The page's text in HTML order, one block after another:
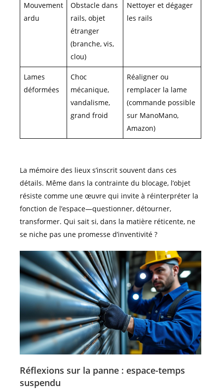
Mouvement
ardu
Obstacle dans
rails, objet
étranger
(branche, vis,
clou)
Nettoyer et dégager
les rails
Lames
déformées
Choc
mécanique,
vandalisme,
grand froid
Réaligner ou
remplacer la lame
(commande possible
sur ManoMano,
Amazon)
La mémoire des lieux s’inscrit souvent dans ces
détails. Même dans la contrainte du blocage, l’objet
résiste comme une œuvre qui invite à réinterpréter la
fonction de l’espace—questionner, détourner,
transformer. Qui sait si, dans la matière réticente, ne
se niche pas une promesse d’inventivité ?
Réflexions sur la panne : espace-temps
suspendu